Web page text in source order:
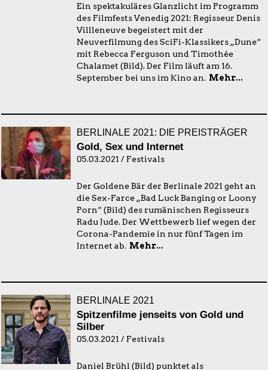
Ein spektakuläres Glanzlicht im Programm
des Filmfests Venedig 2021: Regisseur Denis
Villleneuve begeistert mit der
Neuverfilmung des SciFi-Klassikers „Dune“
mit Rebecca Ferguson und Timothée
Chalamet (Bild). Der Film läuft am 16.
September bei uns im Kino an. Mehr...
BERLINALE 2021: DIE PREISTRÄGER
Gold, Sex und Internet
05.03.2021 / Festivals
Der Goldene Bär der Berlinale 2021 geht an
die Sex-Farce „Bad Luck Banging or Loony
Porn“ (Bild) des rumänischen Regisseurs
Radu Jude. Der Wettbewerb lief wegen der
Corona-Pandemie in nur fünf Tagen im
Internet ab. Mehr...
BERLINALE 2021
Spitzenfilme jenseits von Gold und
Silber
05.03.2021 / Festivals
Daniel Brühl (Bild) punktet als